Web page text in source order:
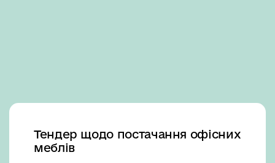
Тендер щодо постачання офісних
меблів